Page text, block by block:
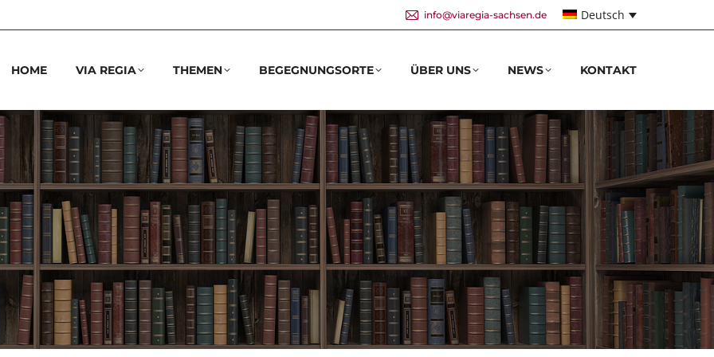
info@viaregia-sachsen.de Deutsch
HOME VIA REGIA THEMEN BEGEGNUNGSORTE ÜBER UNS NEWS KONTAKT